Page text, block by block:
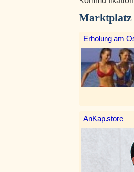
Marktplatz
Erholung am
AnKap.store